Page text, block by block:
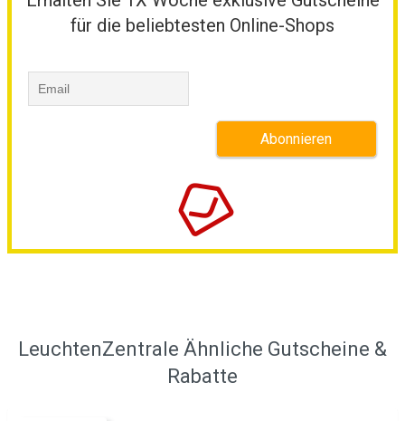
für die beliebtesten Online-Shops
LeuchtenZentrale Ähnliche Gutscheine &
Rabatte